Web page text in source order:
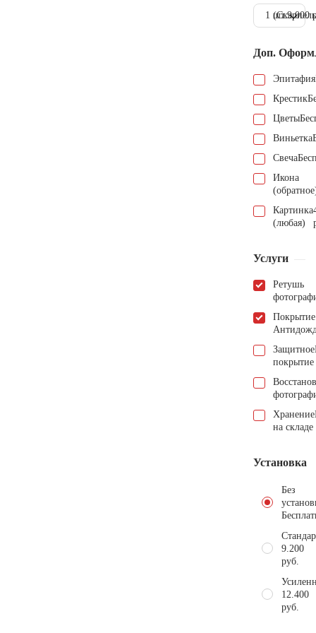
1 шт.9.000
Доп.
Эпитафия
Крестик
Цветы
Виньетка
Свеча
Икона
Картинка
(любая)
Услуги
Ретушь
Покрытие
Защитное
покрытие
Хранение
на складе
Установка
Без
9.200
руб.
12.400
руб.